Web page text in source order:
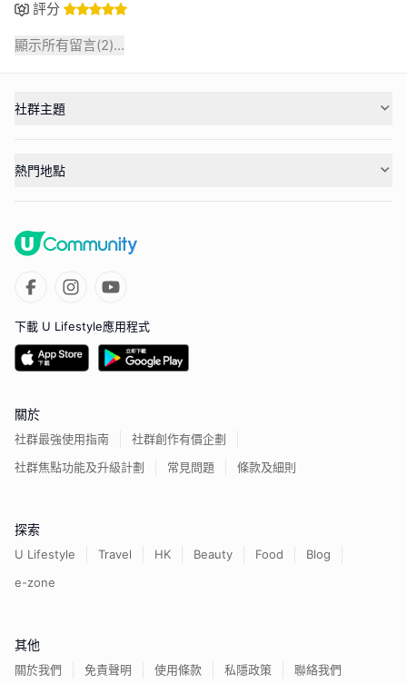
評分
顯示所有留言(2)...
社群主題
熱門地點
下載 U Lifestyle應用程式
關於
社群最強使用指南
社群創作有價企劃
社群焦點功能及升級計劃
常見問題 條款及細則
探索
U Lifestyle Travel HK Beauty Food
Blog
e-zone
其他
關於我們 免責聲明 使用條款 私隱政策 聯絡我們